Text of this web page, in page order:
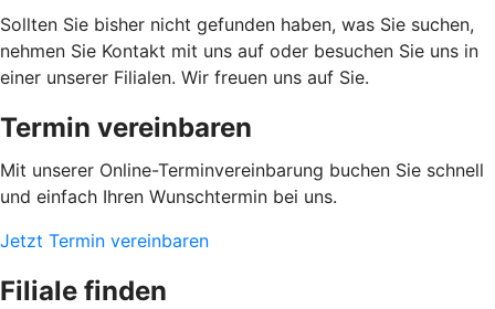
Sollten Sie bisher nicht gefunden haben, was Sie suchen,
nehmen Sie Kontakt mit uns auf oder besuchen Sie uns in
einer unserer Filialen. Wir freuen uns auf Sie.
Termin vereinbaren
Mit unserer Online-Terminvereinbarung buchen Sie schnell
und einfach Ihren Wunschtermin bei uns.
Jetzt Termin vereinbaren
Filiale finden